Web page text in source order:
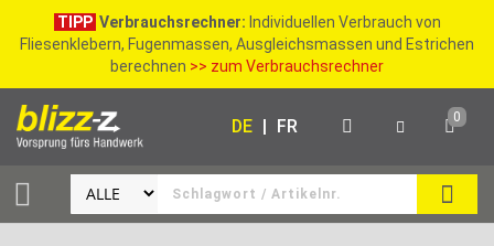
TIPP Verbrauchsrechner: Individuellen Verbrauch von
Fliesenklebern, Fugenmassen, Ausgleichsmassen und Estrichen
berechnen >> zum Verbrauchsrechner
SUCHE
DE | FR 0